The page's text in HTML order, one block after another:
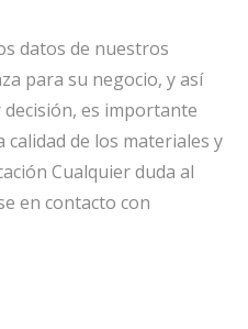
datos de nuestros
para su negocio, y así
es importante
de los materiales y
Cualquier duda al
en contacto con